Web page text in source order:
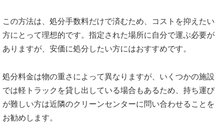
この方法は、処分手数料だけで済むため、コストを抑えたい
方にとって理想的です。指定された場所に自分で運ぶ必要が
ありますが、安価に処分したい方にはおすすめです。
処分料金は物の重さによって異なりますが、いくつかの施設
では軽トラックを貸し出している場合もあるため、持ち運び
が難しい方は近隣のクリーンセンターに問い合わせることを
お勧めします。